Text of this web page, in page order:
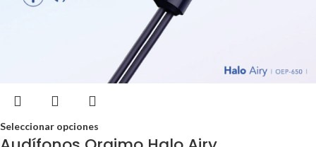
Seleccionar opciones